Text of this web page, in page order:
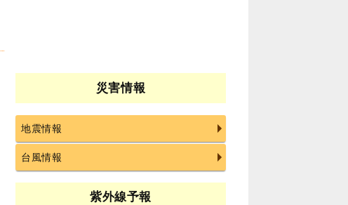
災害情報
地震情報
台風情報
紫外線予報